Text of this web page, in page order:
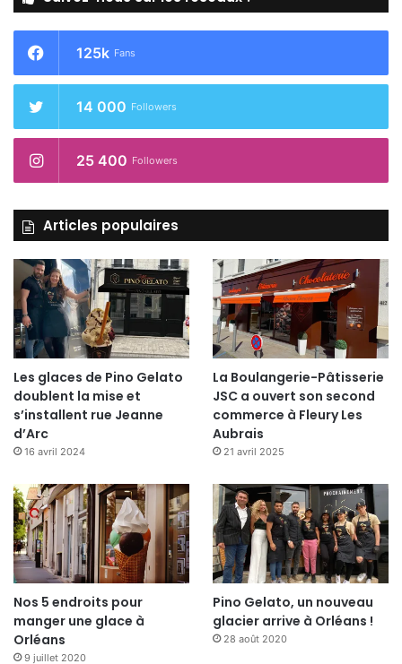
125k Fans
14 000 Followers
25 400 Followers
Articles populaires
Les glaces de Pino Gelato
doublent la mise et
s’installent rue Jeanne
d’Arc
16 avril 2024
La Boulangerie-Pâtisserie
JSC a ouvert son second
commerce à Fleury Les
Aubrais
21 avril 2025
Nos 5 endroits pour
manger une glace à
Orléans
9 juillet 2020
Pino Gelato, un nouveau
glacier arrive à Orléans !
28 août 2020